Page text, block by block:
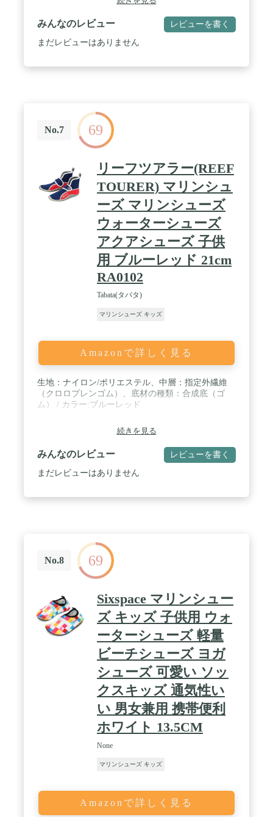
みんなのレビュー レビューを書く
まだレビューはありません
No.7 69
リーフツアラー(REEF
TOURER) マリンシュ
ーズ マリンシューズ
ウォーターシューズ
アクアシューズ 子供
用 ブルーレッド 21cm
RA0102
Tabata(タバタ)
マリンシューズ キッズ
Amazonで詳しく見る
生地：ナイロン/ポリエステル、中層：指定外繊維
（クロロプレンゴム）、底材の種類：合成底（ゴ
ム） / カラー:ブルーレッド
続きを見る
みんなのレビュー レビューを書く
まだレビューはありません
No.8 69
Sixspace マリンシュー
ズ キッズ 子供用 ウォ
ーターシューズ 軽量
ビーチシューズ ヨガ
シューズ 可愛い ソッ
クスキッズ 通気性い
い 男女兼用 携帯便利
ホワイト 13.5CM
None
マリンシューズ キッズ
Amazonで詳しく見る